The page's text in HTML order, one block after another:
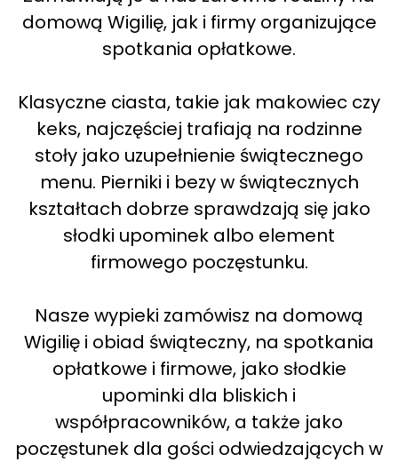
domową Wigilię, jak i firmy organizujące
spotkania opłatkowe.
Klasyczne ciasta, takie jak makowiec czy
keks, najczęściej trafiają na rodzinne
stoły jako uzupełnienie świątecznego
menu. Pierniki i bezy w świątecznych
kształtach dobrze sprawdzają się jako
słodki upominek albo element
firmowego poczęstunku.
Nasze wypieki zamówisz na domową
Wigilię i obiad świąteczny, na spotkania
opłatkowe i firmowe, jako słodkie
upominki dla bliskich i
współpracowników, a także jako
poczęstunek dla gości odwiedzających w